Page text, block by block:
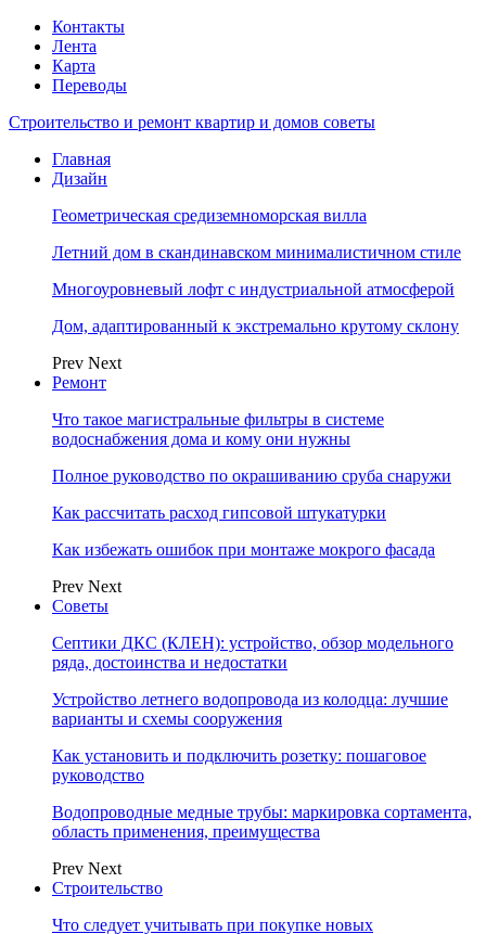
Контакты
Лента
Карта
Переводы
Строительство и ремонт квартир и домов советы
Главная
Дизайн
Геометрическая средиземноморская вилла
Летний дом в скандинавском минималистичном стиле
Многоуровневый лофт с индустриальной атмосферой
Дом, адаптированный к экстремально крутому склону
Prev Next
Ремонт
Что такое магистральные фильтры в системе
водоснабжения дома и кому они нужны
Полное руководство по окрашиванию сруба снаружи
Как рассчитать расход гипсовой штукатурки
Как избежать ошибок при монтаже мокрого фасада
Prev Next
Советы
Септики ДКС (КЛЕН): устройство, обзор модельного
ряда, достоинства и недостатки
Устройство летнего водопровода из колодца: лучшие
варианты и схемы сооружения
Как установить и подключить розетку: пошаговое
руководство
Водопроводные медные трубы: маркировка сортамента,
область применения, преимущества
Prev Next
Строительство
Что следует учитывать при покупке новых